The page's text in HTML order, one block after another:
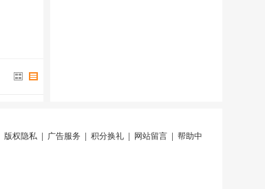
版权隐私| 广告服务 积分换礼| 网站留言| 帮助中